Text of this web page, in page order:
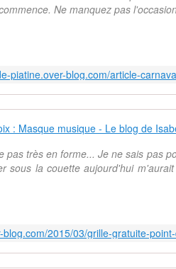
Ne manquez pas
piatine.over-blog.com/article-
pas très en forme... Je ne sais pas
sous la couette aujourd'hui